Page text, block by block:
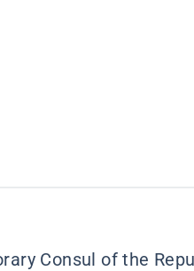
Consul of the